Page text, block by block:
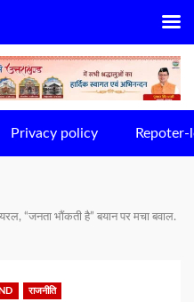
Privacy policy Repoter-
“जनता भौंकती है” बयान पर मचा बवाल.
राजनीति